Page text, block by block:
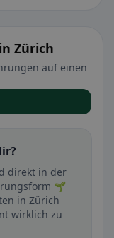
Zürich
auf einen
direkt in der
🌱
in Zürich
wirklich zu